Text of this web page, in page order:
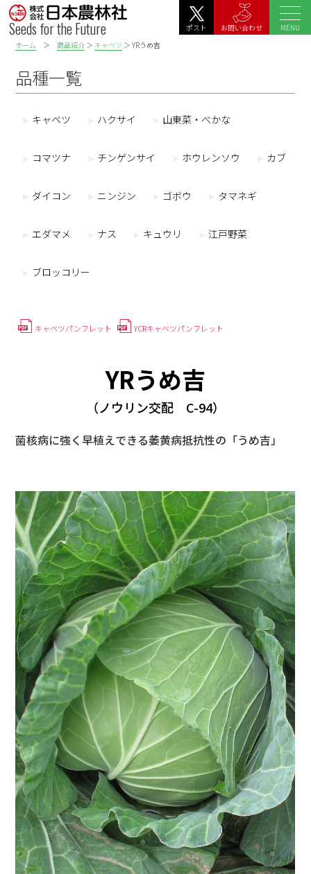
Seeds for the Future お問い合わせ
ポスト
MENU
ホーム ＞商品紹介 ＞ キャベツ ＞ YRうめ吉
品種一覧
キャベツ ハクサイ 山東菜・べかな
コマツナ チンゲンサイ ホウレンソウ カブ
ダイコン ニンジン ゴボウ タマネギ
エダマメ ナス キュウリ 江戸野菜
ブロッコリー
キャベツパンフレット YCRキャベツパンフレット
YRうめ吉
（ノウリン交配 C-94）
菌核病に強く早植えできる萎黄病抵抗性の「うめ吉」